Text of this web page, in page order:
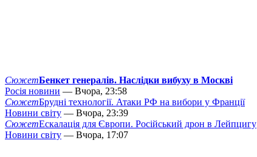
СюжетБенкет генералів. Наслідки вибуху в Москві
Росія новини — Вчора, 23:58
СюжетБрудні технології. Атаки РФ на вибори у Франції
Новини світу — Вчора, 23:39
СюжетЕскалація для Європи. Російський дрон в Лейпцигу
Новини світу — Вчора, 17:07